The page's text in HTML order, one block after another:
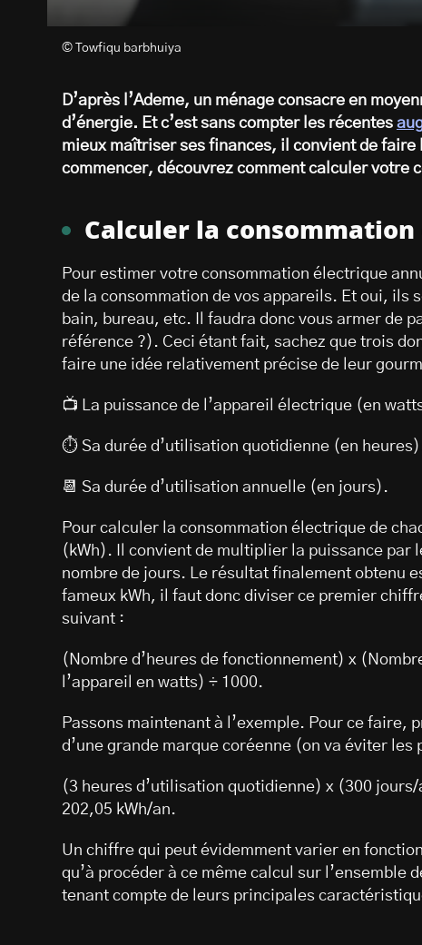
© Towfiqu barbhuiya
D’après l’Ademe, un ménage consacre en
d’énergie. Et c’est sans compter les récentes
mieux maîtriser ses finances, il convient de faire
commencer, découvrez comment calculer votre
Calculer la
Pour estimer votre consommation électrique
de la consommation de vos appareils. Et oui, ils
bain, bureau, etc. Il faudra donc vous armer de
référence ?). Ceci étant fait, sachez que trois
faire une idée relativement précise de leur
📺 La puissance de l’appareil électrique (en
⏱ Sa durée d’utilisation quotidienne (en
📆 Sa durée d’utilisation annuelle (en jours).
Pour calculer la consommation électrique de
(kWh). Il convient de multiplier la puissance par
nombre de jours. Le résultat finalement obtenu
fameux kWh, il faut donc diviser ce premier
suivant :
(Nombre d’heures de fonctionnement) x
l’appareil en watts) ÷ 1000.
Passons maintenant à l’exemple. Pour ce faire,
d’une grande marque coréenne (on va éviter les
(3 heures d’utilisation quotidienne) x (300
202,05 kWh/an.
Un chiffre qui peut évidemment varier en
qu’à procéder à ce même calcul sur
tenant compte de leurs principales